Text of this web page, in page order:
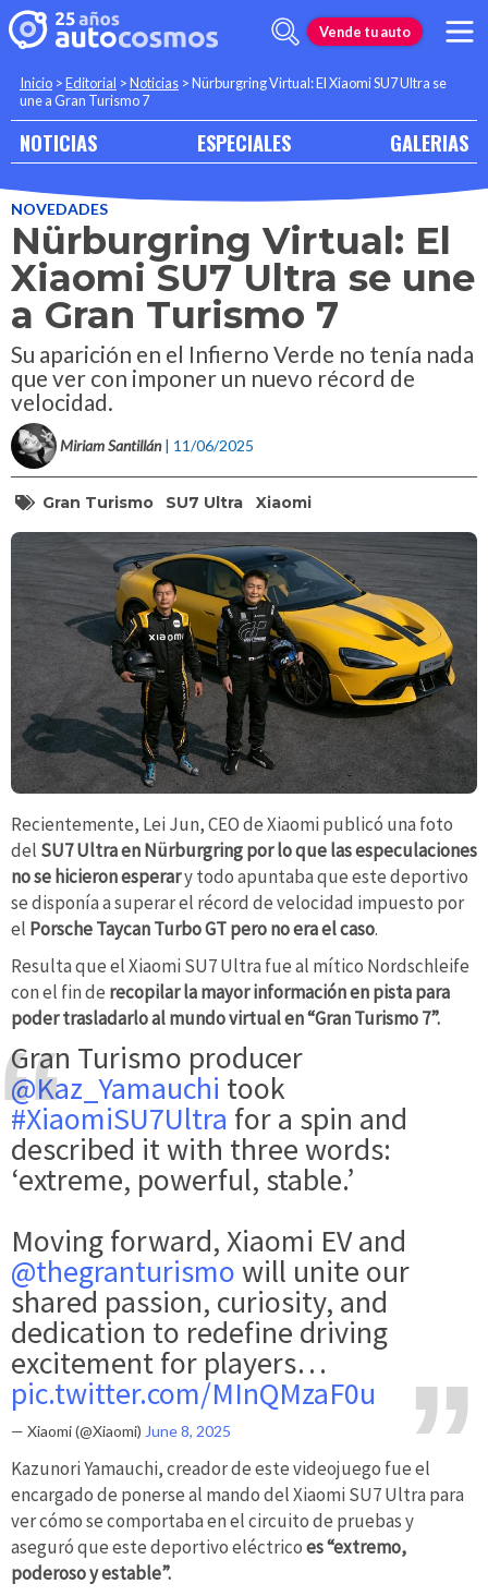
Vende tu auto
Inicio >Editorial >Noticias >Nürburgring Virtual: El Xiaomi SU7 Ultra se
une a Gran Turismo 7
NOTICIAS ESPECIALES GALERIAS
NOVEDADES
Nürburgring Virtual: El
Xiaomi SU7 Ultra se une
a Gran Turismo 7
Su aparición en el Infierno Verde no tenía nada
que ver con imponer un nuevo récord de
velocidad.
Miriam Santillán | 11/06/2025
Gran Turismo SU7 Ultra Xiaomi
Recientemente, Lei Jun, CEO de Xiaomi publicó una foto
del SU7 Ultra en Nürburgring por lo que las especulaciones
no se hicieron esperary todo apuntaba que este deportivo
se disponía a superar el récord de velocidad impuesto por
el Porsche Taycan Turbo GT pero no era el caso.
Resulta que el Xiaomi SU7 Ultra fue al mítico Nordschleife
con el fin de recopilar la mayor información en pista para
poder trasladarlo al mundo virtual en “Gran Turismo 7”.
Gran Turismo producer
@Kaz_Yamauchi took
#XiaomiSU7Ultra for a spin and
described it with three words:
‘extreme, powerful, stable.’
Moving forward, Xiaomi EV and
@thegranturismowill unite our
shared passion, curiosity, and
dedication to redefine driving
excitement for players…
pic.twitter.com/MInQMzaF0u
— Xiaomi (@Xiaomi) June 8, 2025
Kazunori Yamauchi, creador de este videojuego fue el
encargado de ponerse al mando del Xiaomi SU7 Ultra para
ver cómo se comportaba en el circuito de pruebas y
aseguró que este deportivo eléctricoes “extremo,
poderoso y estable”.